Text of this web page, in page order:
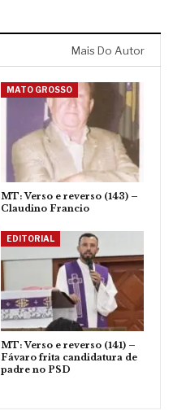
Mais Do Autor
MATO GROSSO
MT: Verso e reverso (143) –
Claudino Francio
EDITORIAL
MT: Verso e reverso (141) –
Fávaro frita candidatura de
padre no PSD